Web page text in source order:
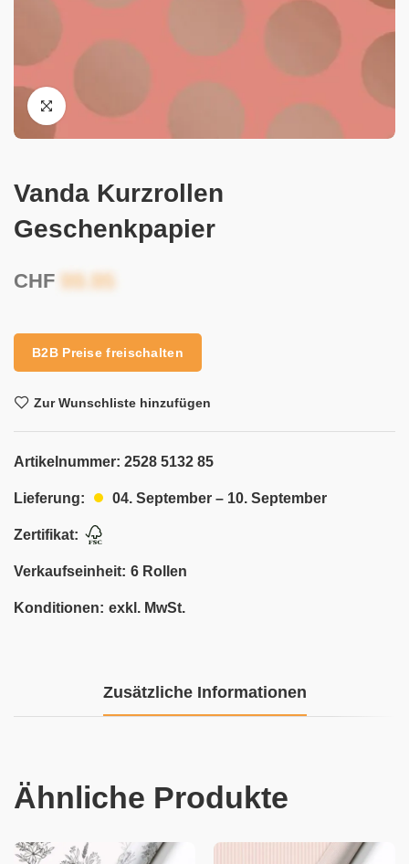
Vanda Kurzrollen
Geschenkpapier
CHF
B2B Preise freischalten
Zur Wunschliste hinzufügen
Artikelnummer: 2528 5132 85
Lieferung: 04. September – 10. September
Zertifikat:
Verkaufseinheit: 6 Rollen
Konditionen: exkl. MwSt.
Zusätzliche Informationen
Ähnliche Produkte